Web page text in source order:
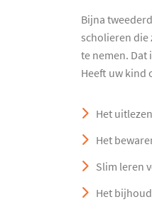
Bijna
scholieren die
te nemen.
Heeft uw kind
Het
Het
Slim leren
Het